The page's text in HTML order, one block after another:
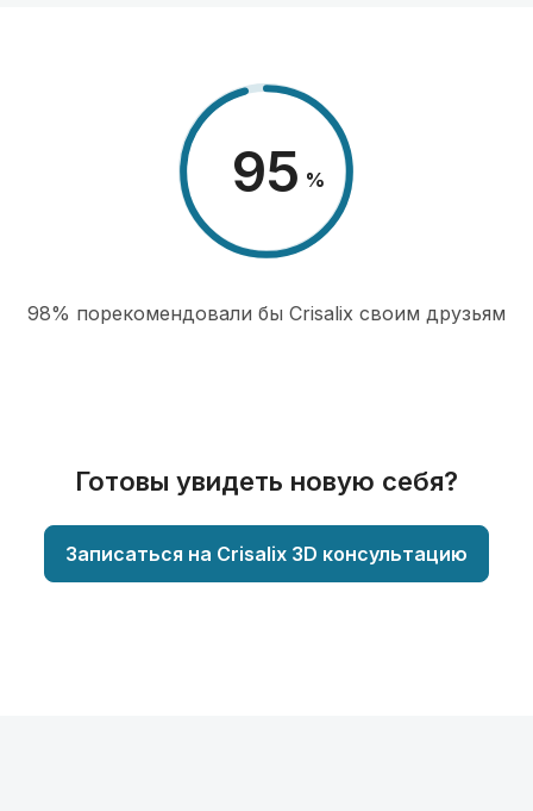
98 %
98% порекомендовали бы Сrisalix cвоим друзьям
Готовы увидеть новую себя?
Записаться на Crisalix 3D консультацию